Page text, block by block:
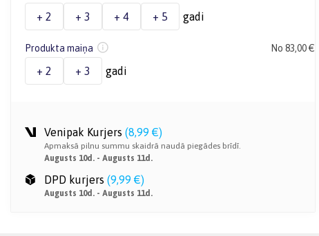
+ 2 + 3 + 4 + 5 gadi
Produkta maiņa No 83,00 €
+ 2 + 3 gadi
Venipak Kurjers (8,99 €)
Apmaksā pilnu summu skaidrā naudā piegādes brīdī.
Augusts 10d. - Augusts 11d.
DPD kurjers (9,99 €)
Augusts 10d. - Augusts 11d.